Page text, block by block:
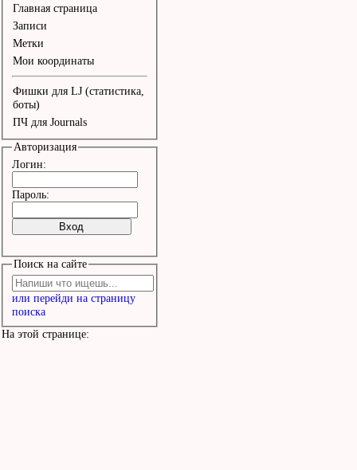
Главная страница
Записи
Метки
Мои координаты
Фишки для LJ (статистика,
боты)
ПЧ для Journals
Авторизация
Логин:
Пароль:
Поиск на сайте
или перейди на страницу
поиска
На этой странице: